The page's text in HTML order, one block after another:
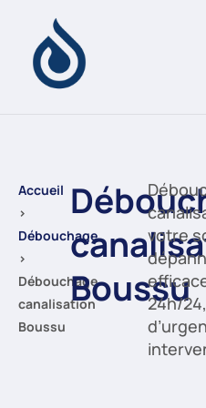
Accueil
›
Débouchage
›
Débouchage
canalisation
Boussu
Boussu
votre
24h/